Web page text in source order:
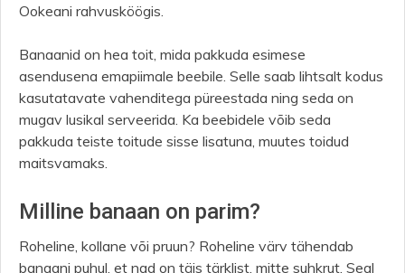
Ookeani rahvusköögis.
Banaanid on hea toit, mida pakkuda esimese
asendusena emapiimale beebile. Selle saab lihtsalt kodus
kasutatavate vahenditega püreestada ning seda on
mugav lusikal serveerida. Ka beebidele võib seda
pakkuda teiste toitude sisse lisatuna, muutes toidud
maitsvamaks.
Milline banaan on parim?
Roheline, kollane või pruun? Roheline värv tähendab
banaani puhul, et nad on täis tärklist, mitte suhkrut. Seal